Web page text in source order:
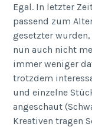
Egal. In letzter
passend zum
gesetzter
nun auch nicht
immer weniger
trotzdem
und einzelne
angeschaut
Kreativen tragen